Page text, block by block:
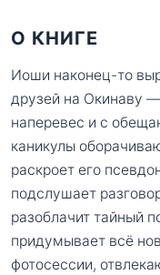
О КНИГЕ
Иоши наконец-то
друзей на Окинаву
наперевес и с
каникулы
раскроет его
подслушает
разоблачит тайный
придумывает всё
фотосессии,